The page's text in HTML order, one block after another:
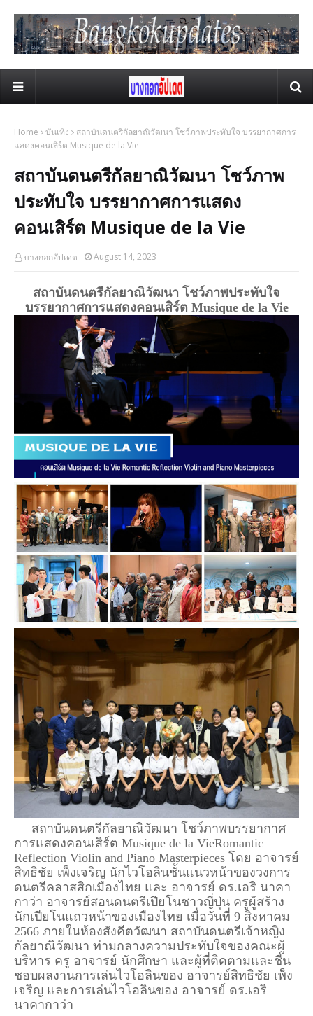
Home บันเทิง
สถาบันดนตรีกัลยาณิวัฒนา โชว์ภาพประทับใจ บรรยากาศการ
แสดงคอนเสิร์ต Musique de la Vie
สถาบันดนตรีกัลยาณิวัฒนา โชว์ภาพ
ประทับใจ บรรยากาศการแสดง
คอนเสิร์ต Musique de la Vie
บางกอกอัปเดต August 14, 2023
สถาบันดนตรีกัลยาณิวัฒนา โชว์ภาพประทับใจ
บรรยากาศการแสดงคอนเสิร์ต Musique de la Vie
สถาบันดนตรีกัลยาณิวัฒนา โชว์ภาพบรรยากาศ
การแสดงคอนเสิร์ต Musique de la VieRomantic
Reflection Violin and Piano Masterpieces โดย อาจารย์
สิทธิชัย เพ็งเจริญ นักไวโอลินชั้นแนวหน้าของวงการ
ดนตรีคลาสสิกเมืองไทย และ อาจารย์ ดร.เอริ นาคา
กาว่า อาจารย์สอนดนตรีเปียโนชาวญี่ปุ่น ครูผู้สร้าง
นักเปียโนแถวหน้าของเมืองไทย เมื่อวันที่ 9 สิงหาคม
2566 ภายในห้องสังคีตวัฒนา สถาบันดนตรีเจ้าหญิง
กัลยาณิวัฒนา ท่ามกลางความประทับใจของคณะผู้
บริหาร ครู อาจารย์ นักศึกษา และผู้ที่ติดตามและชื่น
ชอบผลงานการเล่นไวโอลินของ อาจารย์สิทธิชัย เพ็ง
เจริญ และการเล่นไวโอลินของ อาจารย์ ดร.เอริ
นาคากาว่า